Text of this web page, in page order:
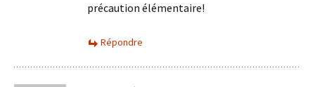
précaution élémentaire!
Répondre